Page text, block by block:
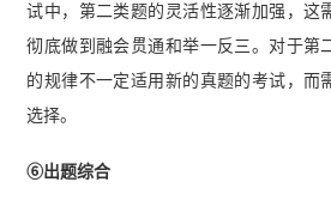
试中，第二类题的灵活性逐渐加强，这
彻底做到融会贯通和举一反三。对于第
的规律不一定适用新的真题的考试，而
选择。
⑥出题综合